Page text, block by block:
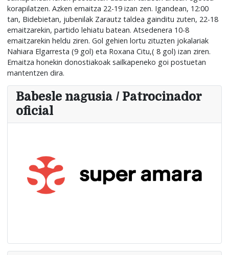
korapilatzen. Azken emaitza 22-19 izan zen. Igandean, 12:00
tan, Bidebietan, jubenilak Zarautz taldea gainditu zuten, 22-18
emaitzarekin, partido lehiatu batean. Atsedenera 10-8
emaitzarekin heldu ziren. Gol gehien lortu zituzten jokalariak
Nahiara Elgarresta (9 gol) eta Roxana Citu,( 8 gol) izan ziren.
Emaitza honekin donostiakoak sailkapeneko goi postuetan
mantentzen dira.
Babesle nagusia / Patrocinador
oficial